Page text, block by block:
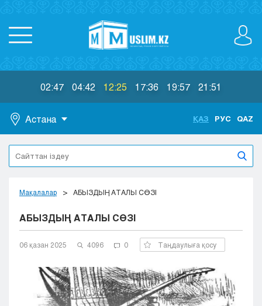
02:47 04:42 12:25 17:36 19:57 21:51
Астана
Астана
Алматы
Актобе
Жезказган
Караганда
Кокшетау
Кызылорда
Павлодар
Петропавловск
ҚАЗ РУС QAZ
Мақалалар АБЫЗДЫҢ АТАЛЫ СӨЗІ
АБЫЗДЫҢ АТАЛЫ СӨЗІ
06 қазан 2025 4096 0 Таңдаулыға қосу